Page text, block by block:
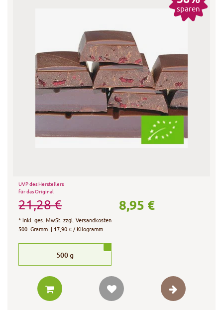
sparen
UVP des Herstellers
für das Original
21,28 € 8,95 €
*inkl. ges. MwSt. zzgl.Versandkosten
500 Gramm | 17,90 € / Kilogramm
500g